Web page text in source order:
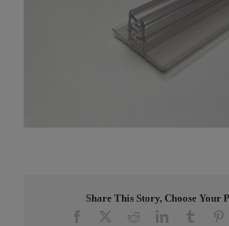
Share This Story, Choose Your
Facebook RedditLinkedInTumblr